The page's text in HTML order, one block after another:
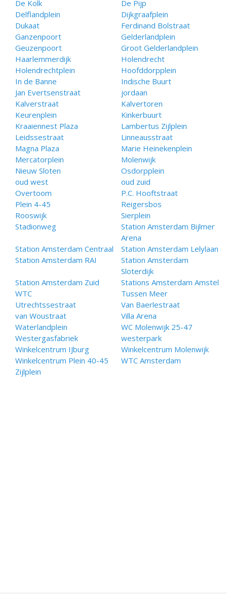
De Kolk
De Pijp
Delflandplein
Dijkgraafplein
Dukaat
Ferdinand Bolstraat
Ganzenpoort
Gelderlandplein
Geuzenpoort
Groot Gelderlandplein
Haarlemmerdijk
Holendrecht
Holendrechtplein
Hoofddorpplein
In de Banne
Indische Buurt
Jan Evertsenstraat
jordaan
Kalverstraat
Kalvertoren
Keurenplein
Kinkerbuurt
Kraaiennest Plaza
Lambertus Zijlplein
Leidssestraat
Linneausstraat
Magna Plaza
Marie Heinekenplein
Mercatorplein
Molenwijk
Nieuw Sloten
Osdorpplein
oud west
oud zuid
Overtoom
P.C. Hooftstraat
Plein 4-45
Reigersbos
Rooswijk
Sierplein
Stadionweg
Station Amsterdam Bijlmer
Arena
Station Amsterdam Centraal
Station Amsterdam Lelylaan
Station Amsterdam RAI
Station Amsterdam
Sloterdijk
Station Amsterdam Zuid
WTC
Stations Amsterdam Amstel
Tussen Meer
Utrechtssestraat
Van Baerlestraat
van Woustraat
Villa Arena
Waterlandplein
WC Molenwijk 25-47
Westergasfabriek
westerpark
Winkelcentrum IJburg
Winkelcentrum Molenwijk
Winkelcentrum Plein 40-45
WTC Amsterdam
Zijlplein